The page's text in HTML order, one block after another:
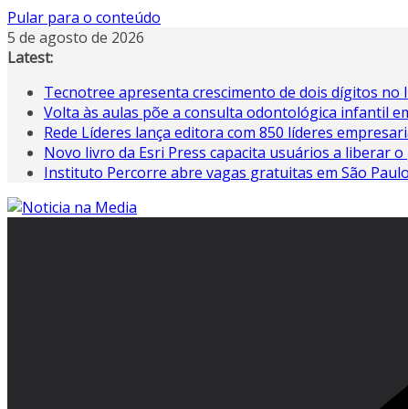
Pular para o conteúdo
5 de agosto de 2026
Latest:
Tecnotree apresenta crescimento de dois dígitos
Volta às aulas põe a consulta odontológica infantil
Rede Líderes lança editora com 850 líderes
Novo livro da Esri Press capacita usuários a liberar
Instituto Percorre abre vagas gratuitas em São Paulo